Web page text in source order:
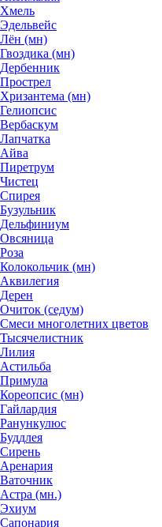
Хмель
Эдельвейс
Лён (мн)
Гвоздика (мн)
Дербенник
Прострел
Хризантема (мн)
Гелиопсис
Вербаскум
Лапчатка
Айва
Пиретрум
Чистец
Спирея
Бузульник
Дельфиниум
Овсяница
Роза
Колокольчик (мн)
Аквилегия
Дерен
Очиток (седум)
Смеси многолетних цветов
Тысячелистник
Лилия
Астильба
Примула
Кореопсис (мн)
Гайлардия
Ранункулюс
Буддлея
Сирень
Аренария
Ваточник
Астра (мн.)
Эхиум
Сапонария